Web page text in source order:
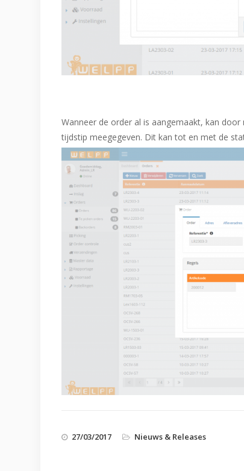
Wanneer de order al is aangemaakt, kan
tijdstip meegegeven. Dit kan tot en met de
27/03/2017 Nieuws & Releases